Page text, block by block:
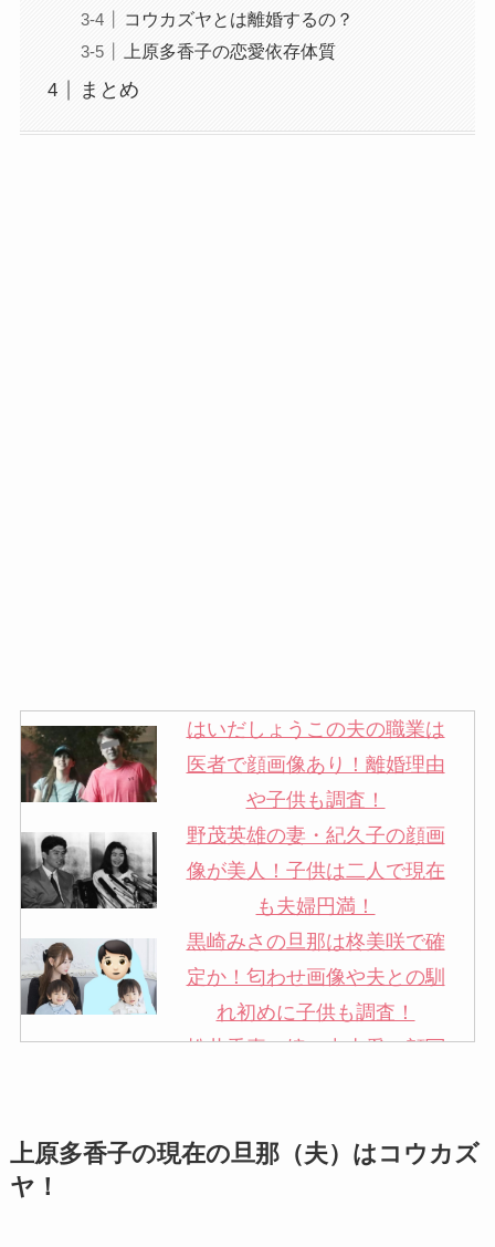
コウカズヤとは離婚するの？
上原多香子の恋愛依存体質
まとめ
はいだしょうこの夫の職業は
医者で顔画像あり！離婚理由
や子供も調査！
野茂英雄の妻・紀久子の顔画
像が美人！子供は二人で現在
も夫婦円満！
黒崎みさの旦那は柊美咲で確
定か！匂わせ画像や夫との馴
れ初めに子供も調査！
松井秀喜の嫁・中山愛の顔写
申真衣の旦那・工藤けんの現
上原多香子の現在の旦那（夫）はコウカズ
ヤ！